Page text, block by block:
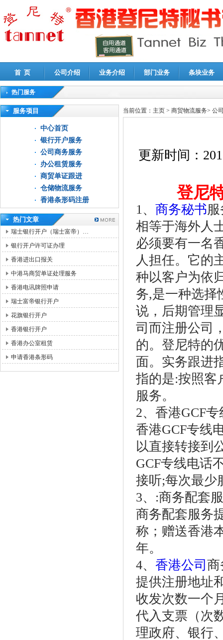
首 页 公司介绍 业务介绍 部门业务 条块业务
热门服务
高新技术企业认定审计|企业所得税汇算清缴申报鉴证
服务项目
中心首页
银行开户服务
公司商务服务
办公租赁服务
商贸单证跟进
仓储物流服务
香港条形码注册
热门文章
瑞士银行开户（瑞士富帝）…
银行开户许可证办理
香港进出口报关
中港马商贸单证处理服务
香港电讯牌照申请
瑞士富帝银行开户
花旗银行开户
香港银行开户
香港办公室租赁
申请香港条形码
当前位置： 主页 > 商贸物流服务> 公
更新时间：
登尼
1、 商务秘书
相等于海外人
必须要有一名
人担任。它的
种以客户为依
务,是一种选择
说，后期管理
司而注册公司
的。登尼特的
面。实务跟进
指的是:按照客
服务。
2、香港GCF
香港GCF专线
以直接转接到
GCF专线电话
接听;每次最少
3、:商务配套
商务配套服务
称；赠送香港
年。
4、 香港公司 商
提供注册地址
收发次数一个
代入支票（次
理政府、银行